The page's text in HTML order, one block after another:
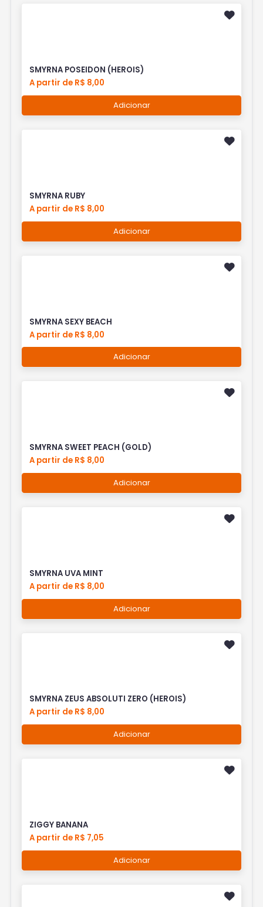
SMYRNA POSEIDON (HEROIS)
A partir de R$ 8,00
Adicionar
SMYRNA RUBY
A partir de R$ 8,00
Adicionar
SMYRNA SEXY BEACH
A partir de R$ 8,00
Adicionar
SMYRNA SWEET PEACH (GOLD)
A partir de R$ 8,00
Adicionar
SMYRNA UVA MINT
A partir de R$ 8,00
Adicionar
SMYRNA ZEUS ABSOLUTI ZERO (HEROIS)
A partir de R$ 8,00
Adicionar
ZIGGY BANANA
A partir de R$ 7,05
Adicionar